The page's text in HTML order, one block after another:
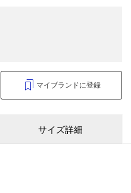
マイブランドに登録
サイズ詳細